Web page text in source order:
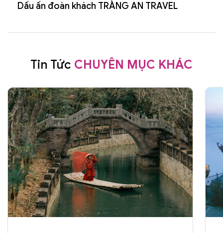
Dấu ấn đoàn khách TRÀNG AN TRAVEL
Tin Tức CHUYÊN MỤC KHÁC